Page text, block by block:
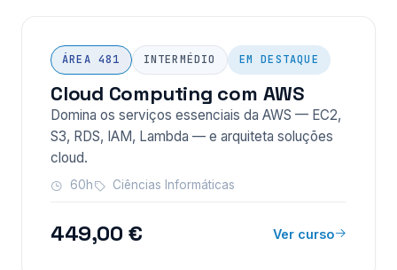
ÁREA 481 INTERMÉDIO EM DESTAQUE
Cloud Computing com AWS
Domina os serviços essenciais da AWS — EC2,
S3, RDS, IAM, Lambda — e arquiteta soluções
cloud.
60h Ciências Informáticas
449,00 € Ver curso